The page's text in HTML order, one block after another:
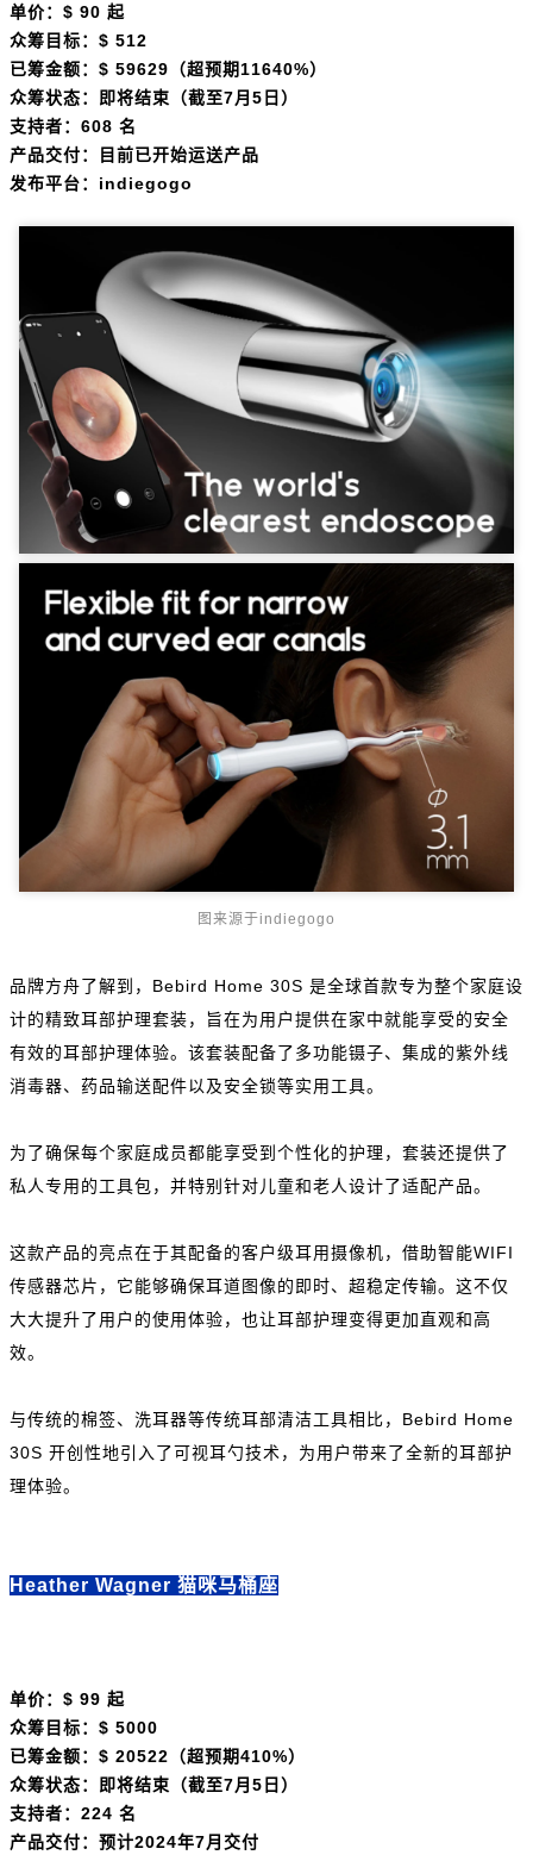
单价：$ 90 起
众筹目标：$ 512
已筹金额：$ 59629（超预期11640%）
众筹状态：即将结束（截至7月5日）
支持者：608 名
产品交付：目前已开始运送产品
发布平台：indiegogo
图来源于indiegogo
品牌方舟了解到，Bebird Home 30S 是全球首款专为整个家庭设
计的精致耳部护理套装，旨在为用户提供在家中就能享受的安全
有效的耳部护理体验。该套装配备了多功能镊子、集成的紫外线
消毒器、药品输送配件以及安全锁等实用工具。
为了确保每个家庭成员都能享受到个性化的护理，套装还提供了
私人专用的工具包，并特别针对儿童和老人设计了适配产品。
这款产品的亮点在于其配备的客户级耳用摄像机，借助智能WIFI
传感器芯片，它能够确保耳道图像的即时、超稳定传输。这不仅
大大提升了用户的使用体验，也让耳部护理变得更加直观和高
效。
与传统的棉签、洗耳器等传统耳部清洁工具相比，Bebird Home
30S 开创性地引入了可视耳勺技术，为用户带来了全新的耳部护
理体验。
Heather Wagner 猫咪马桶座
单价：$ 99 起
众筹目标：$ 5000
已筹金额：$ 20522（超预期410%）
众筹状态：即将结束（截至7月5日）
支持者：224 名
产品交付：预计2024年7月交付